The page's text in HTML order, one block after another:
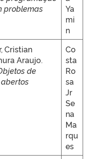
problemas
Ya
mi
n
Cristian
Araujo.
de
Co
sta
Ro
sa
Jr
Se
na
Ma
rqu
es